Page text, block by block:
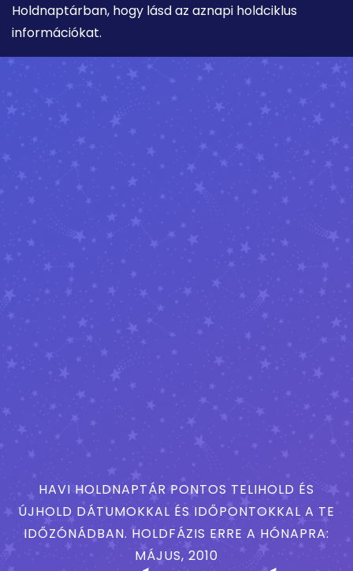
Holdnaptárban, hogy lásd az aznapi holdciklus
információkat.
HAVI HOLDNAPTÁR PONTOS TELIHOLD ÉS
ÚJHOLD DÁTUMOKKAL ÉS IDŐPONTOKKAL A TE
IDŐZÓNÁDBAN. HOLDFÁZIS ERRE A HÓNAPRA:
MÁJUS, 2010